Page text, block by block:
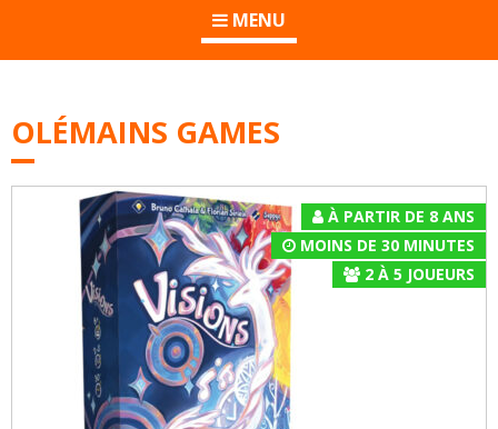
MENU
OLÉMAINS GAMES
À PARTIR DE 8 ANS
MOINS DE 30 MINUTES
2À 5 JOUEURS